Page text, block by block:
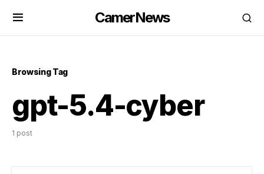
CamerNews
Browsing Tag
gpt-5.4-cyber
1 post